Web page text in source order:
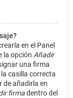
en el Panel
la opción Añadir
una firma
casilla correcta
de añadirla en
firmadentro del